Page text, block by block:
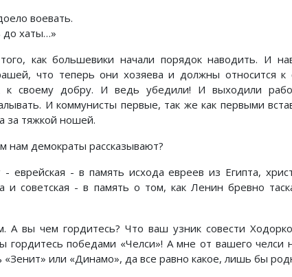
воевать.
до хаты…»
как большевики начали порядок наводить. И
что теперь они хозяева и должны относится к
к своему добру. И ведь убедили! И выходили
И коммунисты первые, так же как первыми
за тяжкой ношей.
нам демократы рассказывают?
- еврейская - в память исхода евреев из Египта,
и советская - в память о том, как Ленин бревно
А вы чем гордитесь? Что ваш узник совести
гордитесь победами «Челси»! А мне от вашего челси
или «Динамо», да все равно какое, лишь бы